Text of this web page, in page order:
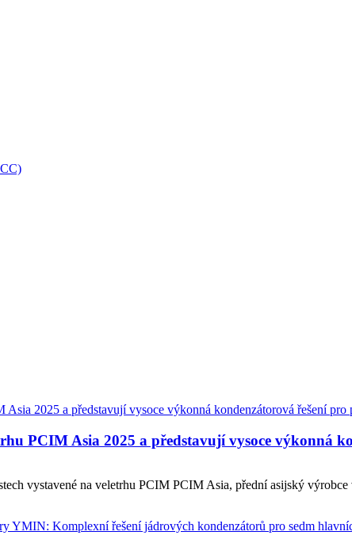
PCIM Asia 2025 a představují vysoce výkonná
vystavené na veletrhu PCIM PCIM Asia, přední asijský